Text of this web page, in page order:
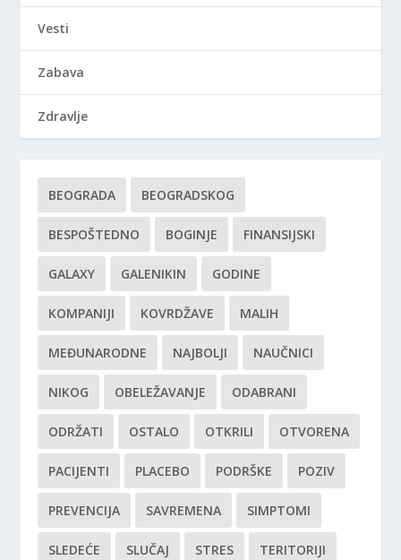
Vesti
Zabava
Zdravlje
BEOGRADA BEOGRADSKOG
BESPOŠTEDNO BOGINJE FINANSIJSKI
GALAXY GALENIKIN GODINE
KOMPANIJI KOVRDŽAVE MALIH
MEĐUNARODNE NAJBOLJI NAUČNICI
NIKOG OBELEŽAVANJE ODABRANI
ODRŽATI OSTALO OTKRILI OTVORENA
PACIJENTI PLACEBO PODRŠKE POZIV
PREVENCIJA SAVREMENA SIMPTOMI
SLEDEĆE SLUČAJ STRES TERITORIJI